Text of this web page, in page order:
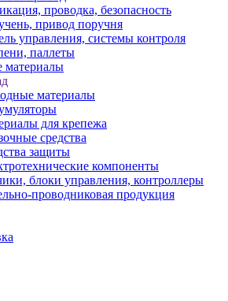
проводка, безопасность
привод поручня
управления, системы контроля
паллеты
материалы
материалы
для крепежа
средства
защиты
компоненты
блоки управления, контроллеры
проводниковая продукция